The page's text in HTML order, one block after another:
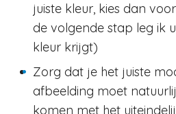
juiste kleur, kies dan
de volgende stap leg ik
kleur krijgt)
Zorg dat je het juiste
afbeelding moet
komen met het